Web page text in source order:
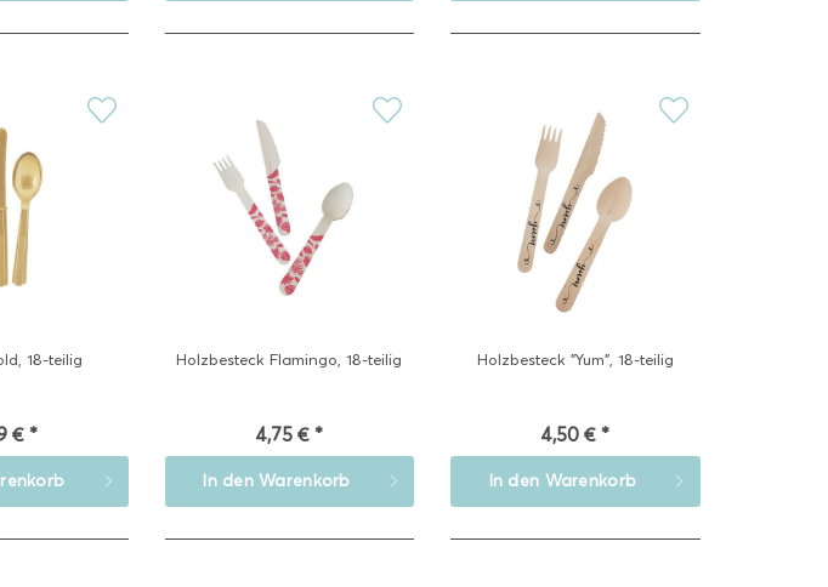
18-teilig
€ *
Holzbesteck Flamingo, 18-teilig
4,75 € *
In den Warenkorb
Holzbesteck "Yum", 18-teilig
4,50 € *
In den Warenkorb